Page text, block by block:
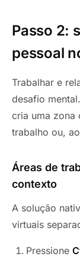
Passo 2:
pessoal
Trabalhar e
desafio
cria uma zona
trabalho ou,
Áreas de
contexto
A solução
virtuais
Pressione